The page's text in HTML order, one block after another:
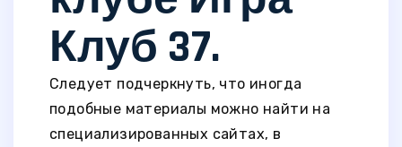
Клуб 37.
Следует подчеркнуть, что иногда
подобные материалы можно найти на
специализированных сайтах, в